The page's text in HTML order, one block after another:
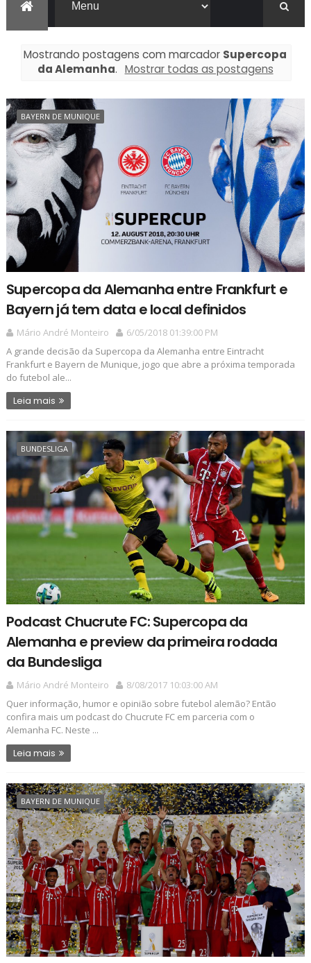
Mostrando postagens com marcador Supercopa
da Alemanha. Mostrar todas as postagens
BAYERN DE MUNIQUE
Supercopa da Alemanha entre Frankfurt e
Bayern já tem data e local definidos
Mário André Monteiro
6/05/2018 01:39:00 PM
A grande decisão da Supercopa da Alemanha entre Eintracht
Frankfurt e Bayern de Munique, jogo que abre a próxima temporada
do futebol ale...
Leia mais
BUNDESLIGA
Podcast Chucrute FC: Supercopa da
Alemanha e preview da primeira rodada
da Bundesliga
Mário André Monteiro
8/08/2017 10:03:00 AM
Quer informação, humor e opinião sobre futebol alemão? Então
confira mais um podcast do Chucrute FC em parceria com o
Alemanha FC. Neste ...
Leia mais
BAYERN DE MUNIQUE